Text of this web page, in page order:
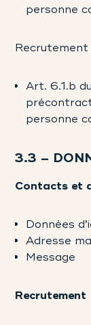
personne
Recrutement
Art. 6.1.b
personne
3.3 –
Contacts et
Données
Adresse
Message
Recrutement